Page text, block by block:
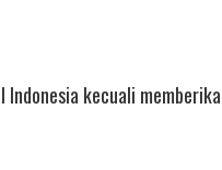
Indonesia kecuali